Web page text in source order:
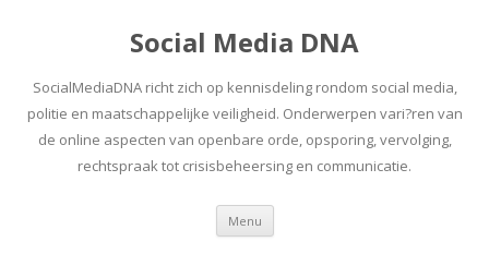
Social Media DNA
SocialMediaDNA richt zich op kennisdeling rondom social media,
politie en maatschappelijke veiligheid. Onderwerpen vari?ren van
de online aspecten van openbare orde, opsporing, vervolging,
rechtspraak tot crisisbeheersing en communicatie.
Menu Spring
inhoud